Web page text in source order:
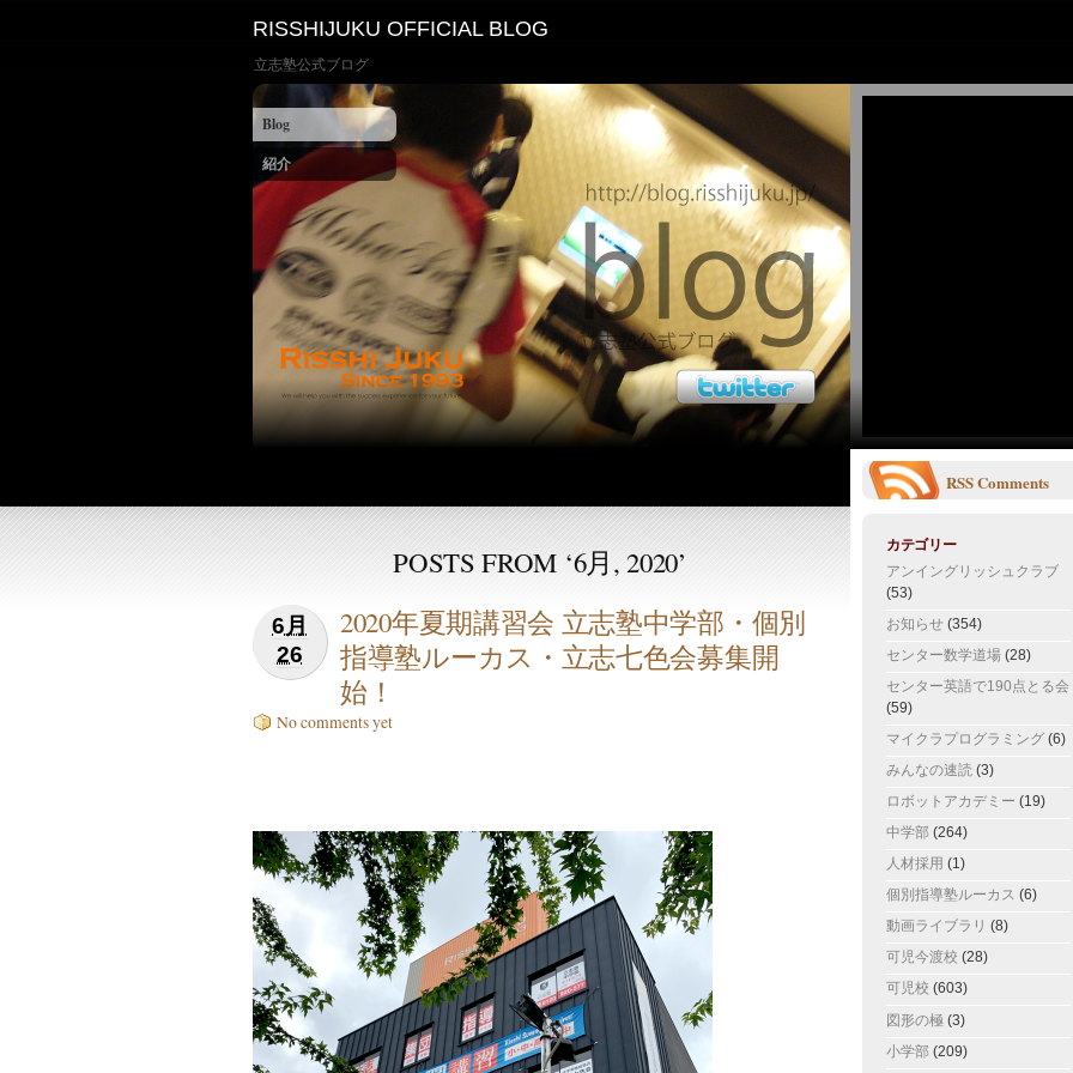
RISSHIJUKU OFFICIAL BLOG
立志塾公式ブログ
Blog
紹介
POSTS FROM ‘6月, 2020’
6月
26
2020年夏期講習会 立志塾中学部・個別
指導塾ルーカス・立志七色会募集開
始！
No comments yet
RSSComments
カテゴリー
アンイングリッシュクラブ
(53)
お知らせ (354)
センター数学道場 (28)
センター英語で190点とる会
(59)
マイクラプログラミング (6)
みんなの速読 (3)
ロボットアカデミー (19)
中学部 (264)
人材採用 (1)
個別指導塾ルーカス (6)
動画ライブラリ (8)
可児今渡校 (28)
可児校 (603)
図形の極 (3)
小学部 (209)